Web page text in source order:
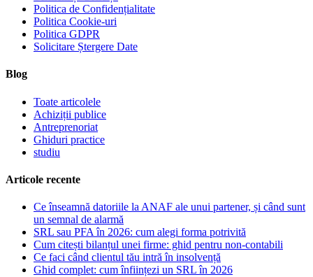
Politica de Confidențialitate
Politica Cookie-uri
Politica GDPR
Solicitare Ștergere Date
Blog
Toate articolele
Achiziții publice
Antreprenoriat
Ghiduri practice
studiu
Articole recente
Ce înseamnă datoriile la ANAF ale unui partener, și când sunt
un semnal de alarmă
SRL sau PFA în 2026: cum alegi forma potrivită
Cum citești bilanțul unei firme: ghid pentru non-contabili
Ce faci când clientul tău intră în insolvență
Ghid complet: cum înființezi un SRL în 2026